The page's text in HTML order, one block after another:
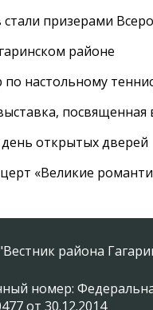
призерами
районе
настольному
день открытых дверей
«Великие
района
номер:
от 30.12.2014